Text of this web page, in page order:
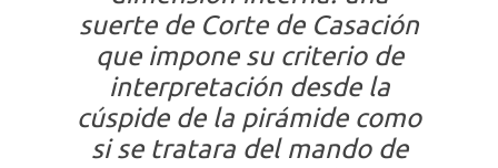
suerte de Corte de Casación
que impone su criterio de
interpretación desde la
cúspide de la pirámide como
si se tratara del mando de